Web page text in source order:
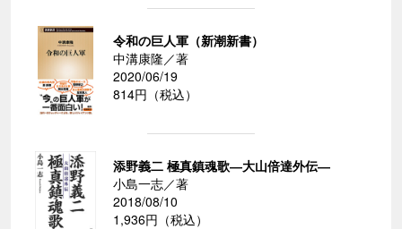
令和の巨人軍（新潮新書）
中溝康隆／著
2020/06/19
814円（税込）
添野義二 極真鎮魂歌―大山倍達外伝―
小島一志／著
2018/08/10
1,936円（税込）